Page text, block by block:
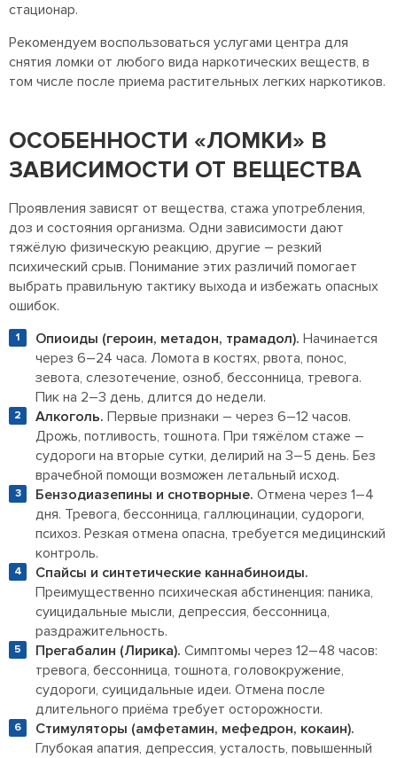
стационар.
Рекомендуем воспользоваться услугами центра для
снятия ломки от любого вида наркотических веществ, в
том числе после приема растительных легких наркотиков.
ОСОБЕННОСТИ «ЛОМКИ» В
ЗАВИСИМОСТИ ОТ ВЕЩЕСТВА
Проявления зависят от вещества, стажа употребления,
доз и состояния организма. Одни зависимости дают
тяжёлую физическую реакцию, другие – резкий
психический срыв. Понимание этих различий помогает
выбрать правильную тактику выхода и избежать опасных
ошибок.
Опиоиды (героин, метадон, трамадол). Начинается
через 6–24 часа. Ломота в костях, рвота, понос,
зевота, слезотечение, озноб, бессонница, тревога.
Пик на 2–3 день, длится до недели.
Алкоголь. Первые признаки – через 6–12 часов.
Дрожь, потливость, тошнота. При тяжёлом стаже –
судороги на вторые сутки, делирий на 3–5 день. Без
врачебной помощи возможен летальный исход.
Бензодиазепины и снотворные. Отмена через 1–4
дня. Тревога, бессонница, галлюцинации, судороги,
психоз. Резкая отмена опасна, требуется медицинский
контроль.
Спайсы и синтетические каннабиноиды.
Преимущественно психическая абстиненция: паника,
суицидальные мысли, депрессия, бессонница,
раздражительность.
Прегабалин (Лирика). Симптомы через 12–48 часов:
тревога, бессонница, тошнота, головокружение,
судороги, суицидальные идеи. Отмена после
длительного приёма требует осторожности.
Стимуляторы (амфетамин, мефедрон, кокаин).
Глубокая апатия, депрессия, усталость, повышенный